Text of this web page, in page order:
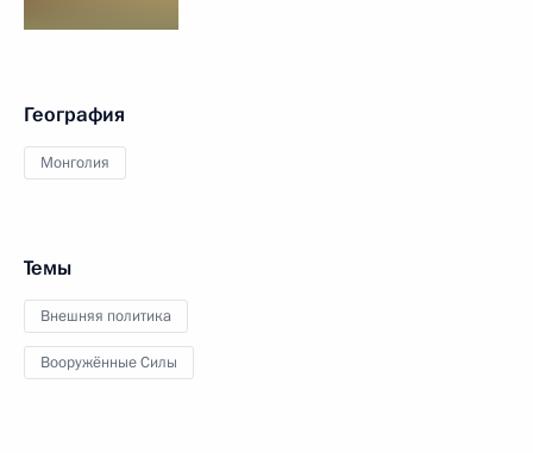
География
Монголия
Темы
Внешняя политика
Вооружённые Силы